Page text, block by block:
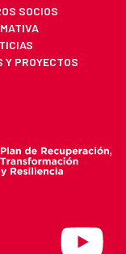
SOCIOS
Y PROYECTOS
Youtube